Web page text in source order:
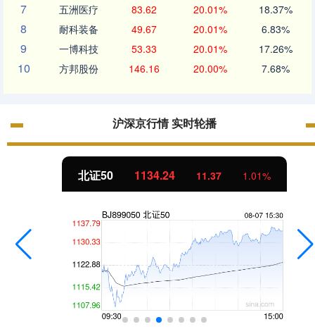
7 五洲医疗 83.62 20.01% 18.37%
8 耐科装备 49.67 20.01% 6.83%
9 一博科技 53.33 20.01% 17.26%
10 方邦股份 146.16 20.00% 7.68%
沪深京行情 实时轮播
北证50 1134.24 11.37 1.01%